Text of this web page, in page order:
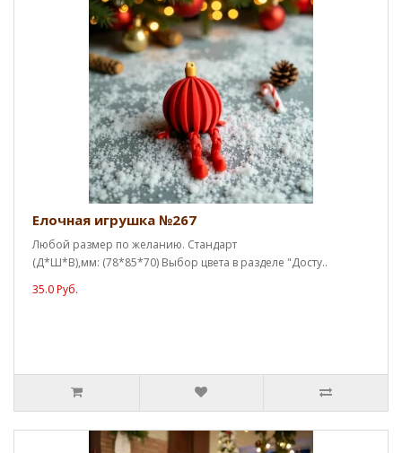
Елочная игрушка №267
Любой размер по желанию. Стандарт
(Д*Ш*В),мм: (78*85*70) Выбор цвета в разделе "Досту..
35.0 Руб.